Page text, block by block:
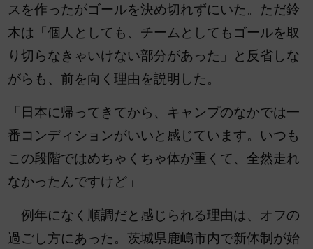
スを作ったがゴールを決め切れずにいた。ただ鈴
木は「個人としても、チームとしてもゴールを取
り切らなきゃいけない部分があった」と反省しな
がらも、前を向く理由を説明した。
「日本に帰ってきてから、キャンプのなかでは一
番コンディションがいいと感じています。いつも
この段階ではめちゃくちゃ体が重くて、全然走れ
なかったんですけど」
例年になく順調だと感じられる理由は、オフの
過ごし方にあった。茨城県鹿嶋市内で新体制が始